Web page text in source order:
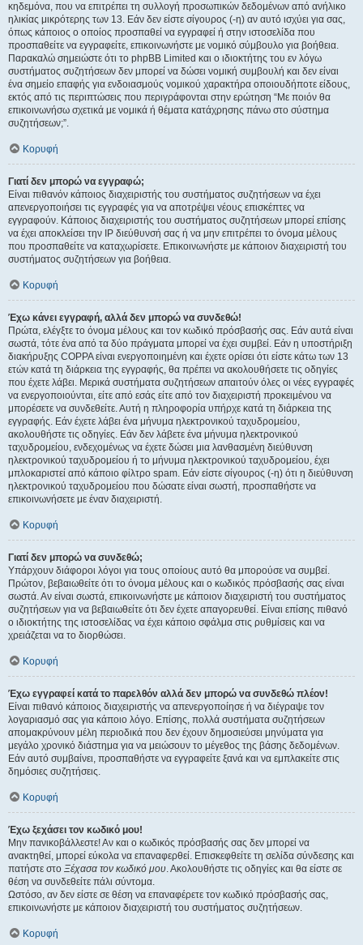
κηδεμόνα, που να επιτρέπει τη συλλογή προσωπικών δεδομένων από ανήλικο
ηλικίας μικρότερης των 13. Εάν δεν είστε σίγουρος (-η) αν αυτό ισχύει για σας,
όπως κάποιος ο οποίος προσπαθεί να εγγραφεί ή στην ιστοσελίδα που
προσπαθείτε να εγγραφείτε, επικοινωνήστε με νομικό σύμβουλο για βοήθεια.
Παρακαλώ σημειώστε ότι το phpBB Limited και ο ιδιοκτήτης του εν λόγω
συστήματος συζητήσεων δεν μπορεί να δώσει νομική συμβουλή και δεν είναι
ένα σημείο επαφής για ενδοιασμούς νομικού χαρακτήρα οποιουδήποτε είδους,
εκτός από τις περιπτώσεις που περιγράφονται στην ερώτηση “Με ποιόν θα
επικοινωνήσω σχετικά με νομικά ή θέματα κατάχρησης πάνω στο σύστημα
συζητήσεων;”.
Κορυφή
Γιατί δεν μπορώ να εγγραφώ;
Είναι πιθανόν κάποιος διαχειριστής του συστήματος συζητήσεων να έχει
απενεργοποιήσει τις εγγραφές για να αποτρέψει νέους επισκέπτες να
εγγραφούν. Κάποιος διαχειριστής του συστήματος συζητήσεων μπορεί επίσης
να έχει αποκλείσει την IP διεύθυνσή σας ή να μην επιτρέπει το όνομα μέλους
που προσπαθείτε να καταχωρίσετε. Επικοινωνήστε με κάποιον διαχειριστή του
συστήματος συζητήσεων για βοήθεια.
Κορυφή
Έχω κάνει εγγραφή, αλλά δεν μπορώ να συνδεθώ!
Πρώτα, ελέγξτε το όνομα μέλους και τον κωδικό πρόσβασής σας. Εάν αυτά είναι
σωστά, τότε ένα από τα δύο πράγματα μπορεί να έχει συμβεί. Εάν η υποστήριξη
διακήρυξης COPPA είναι ενεργοποιημένη και έχετε ορίσει ότι είστε κάτω των 13
ετών κατά τη διάρκεια της εγγραφής, θα πρέπει να ακολουθήσετε τις οδηγίες
που έχετε λάβει. Μερικά συστήματα συζητήσεων απαιτούν όλες οι νέες εγγραφές
να ενεργοποιούνται, είτε από εσάς είτε από τον διαχειριστή προκειμένου να
μπορέσετε να συνδεθείτε. Αυτή η πληροφορία υπήρχε κατά τη διάρκεια της
εγγραφής. Εάν έχετε λάβει ένα μήνυμα ηλεκτρονικού ταχυδρομείου,
ακολουθήστε τις οδηγίες. Εάν δεν λάβετε ένα μήνυμα ηλεκτρονικού
ταχυδρομείου, ενδεχομένως να έχετε δώσει μια λανθασμένη διεύθυνση
ηλεκτρονικού ταχυδρομείου ή το μήνυμα ηλεκτρονικού ταχυδρομείου, έχει
μπλοκαριστεί από κάποιο φίλτρο spam. Εάν είστε σίγουρος (-η) ότι η διεύθυνση
ηλεκτρονικού ταχυδρομείου που δώσατε είναι σωστή, προσπαθήστε να
επικοινωνήσετε με έναν διαχειριστή.
Κορυφή
Γιατί δεν μπορώ να συνδεθώ;
Υπάρχουν διάφοροι λόγοι για τους οποίους αυτό θα μπορούσε να συμβεί.
Πρώτον, βεβαιωθείτε ότι το όνομα μέλους και ο κωδικός πρόσβασής σας είναι
σωστά. Αν είναι σωστά, επικοινωνήστε με κάποιον διαχειριστή του συστήματος
συζητήσεων για να βεβαιωθείτε ότι δεν έχετε απαγορευθεί. Είναι επίσης πιθανό
ο ιδιοκτήτης της ιστοσελίδας να έχει κάποιο σφάλμα στις ρυθμίσεις και να
χρειάζεται να το διορθώσει.
Κορυφή
Έχω εγγραφεί κατά το παρελθόν αλλά δεν μπορώ να συνδεθώ πλέον!
Είναι πιθανό κάποιος διαχειριστής να απενεργοποίησε ή να διέγραψε τον
λογαριασμό σας για κάποιο λόγο. Επίσης, πολλά συστήματα συζητήσεων
απομακρύνουν μέλη περιοδικά που δεν έχουν δημοσιεύσει μηνύματα για
μεγάλο χρονικό διάστημα για να μειώσουν το μέγεθος της βάσης δεδομένων.
Εάν αυτό συμβαίνει, προσπαθήστε να εγγραφείτε ξανά και να εμπλακείτε στις
δημόσιες συζητήσεις.
Κορυφή
Έχω ξεχάσει τον κωδικό μου!
Μην πανικοβάλλεστε! Αν και ο κωδικός πρόσβασής σας δεν μπορεί να
ανακτηθεί, μπορεί εύκολα να επαναφερθεί. Επισκεφθείτε τη σελίδα σύνδεσης και
πατήστε στο Ξέχασα τον κωδικό μου. Ακολουθήστε τις οδηγίες και θα είστε σε
θέση να συνδεθείτε πάλι σύντομα.
Ωστόσο, αν δεν είστε σε θέση να επαναφέρετε τον κωδικό πρόσβασής σας,
επικοινωνήστε με κάποιον διαχειριστή του συστήματος συζητήσεων.
Κορυφή